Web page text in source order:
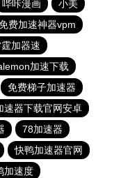
哔咔漫画
小美
费加速神器vpm
加器速
加速下载
免费梯子加速器
速器下载官网安卓
78加速器
快鸭加速器官网
加速度